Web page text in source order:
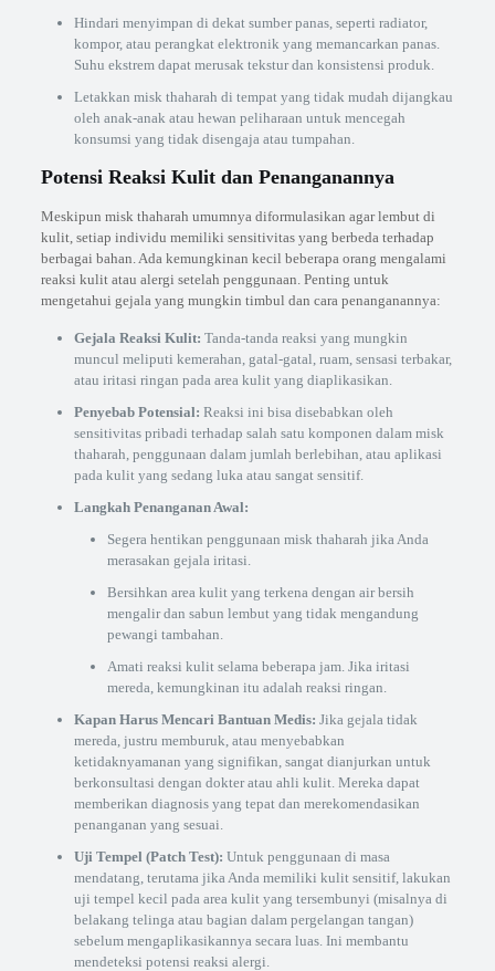
Hindari menyimpan di dekat sumber panas, seperti radiator,
kompor, atau perangkat elektronik yang memancarkan panas.
Suhu ekstrem dapat merusak tekstur dan konsistensi produk.
Letakkan misk thaharah di tempat yang tidak mudah dijangkau
oleh anak-anak atau hewan peliharaan untuk mencegah
konsumsi yang tidak disengaja atau tumpahan.
Potensi Reaksi Kulit dan Penanganannya
Meskipun misk thaharah umumnya diformulasikan agar lembut di
kulit, setiap individu memiliki sensitivitas yang berbeda terhadap
berbagai bahan. Ada kemungkinan kecil beberapa orang mengalami
reaksi kulit atau alergi setelah penggunaan. Penting untuk
mengetahui gejala yang mungkin timbul dan cara penanganannya:
Gejala Reaksi Kulit: Tanda-tanda reaksi yang mungkin
muncul meliputi kemerahan, gatal-gatal, ruam, sensasi terbakar,
atau iritasi ringan pada area kulit yang diaplikasikan.
Penyebab Potensial: Reaksi ini bisa disebabkan oleh
sensitivitas pribadi terhadap salah satu komponen dalam misk
thaharah, penggunaan dalam jumlah berlebihan, atau aplikasi
pada kulit yang sedang luka atau sangat sensitif.
Langkah Penanganan Awal:
Segera hentikan penggunaan misk thaharah jika Anda
merasakan gejala iritasi.
Bersihkan area kulit yang terkena dengan air bersih
mengalir dan sabun lembut yang tidak mengandung
pewangi tambahan.
Amati reaksi kulit selama beberapa jam. Jika iritasi
mereda, kemungkinan itu adalah reaksi ringan.
Kapan Harus Mencari Bantuan Medis: Jika gejala tidak
mereda, justru memburuk, atau menyebabkan
ketidaknyamanan yang signifikan, sangat dianjurkan untuk
berkonsultasi dengan dokter atau ahli kulit. Mereka dapat
memberikan diagnosis yang tepat dan merekomendasikan
penanganan yang sesuai.
Uji Tempel (Patch Test): Untuk penggunaan di masa
mendatang, terutama jika Anda memiliki kulit sensitif, lakukan
uji tempel kecil pada area kulit yang tersembunyi (misalnya di
belakang telinga atau bagian dalam pergelangan tangan)
sebelum mengaplikasikannya secara luas. Ini membantu
mendeteksi potensi reaksi alergi.